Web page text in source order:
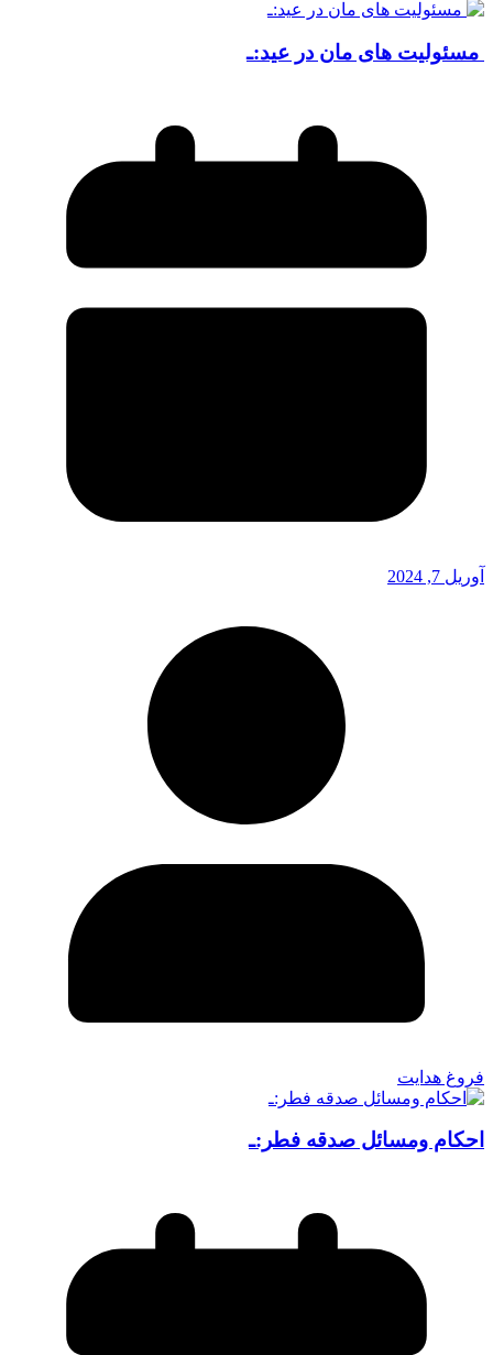
مسئولیت های مان در عید:ـ
آوریل 7, 2024
فروغ هدایت
احكام ومسائل صدقه فطر:ـ